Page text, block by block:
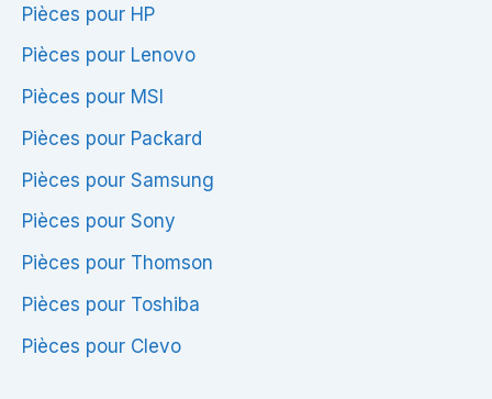
Pièces pour HP
Pièces pour Lenovo
Pièces pour MSI
Pièces pour Packard
Pièces pour Samsung
Pièces pour Sony
Pièces pour Thomson
Pièces pour Toshiba
Pièces pour Clevo